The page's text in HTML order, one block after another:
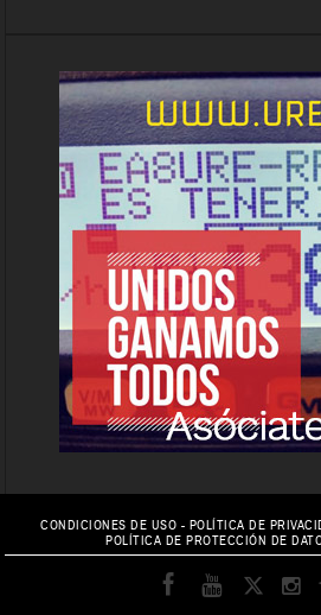
CONDICIONES DE USO - POLÍTICA DE
POLÍTICA DE PROTECCIÓN DE